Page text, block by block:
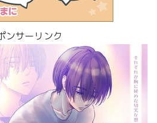
ンサーリンク